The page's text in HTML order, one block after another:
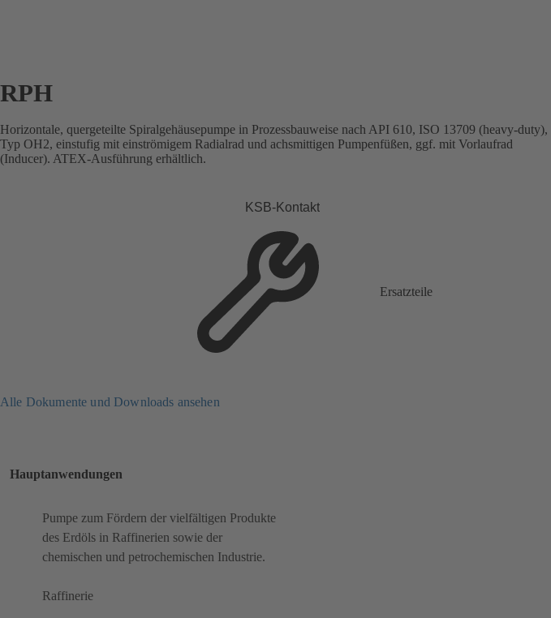
RPH
Horizontale, quergeteilte Spiralgehäusepumpe in Prozessbauweise nach API 610, ISO 13709 (heavy-duty),
Typ OH2, einstufig mit einströmigem Radialrad und achsmittigen Pumpenfüßen, ggf. mit Vorlaufrad
(Inducer). ATEX-Ausführung erhältlich.
KSB-Kontakt
Ersatzteile
Alle Dokumente und Downloads ansehen
Hauptanwendungen
Pumpe zum Fördern der vielfältigen Produkte
des Erdöls in Raffinerien sowie der
chemischen und petrochemischen Industrie.
Raffinerie